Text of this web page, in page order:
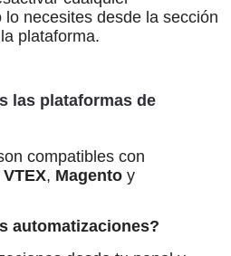
necesites desde la sección
plataforma.
las plataformas de
compatibles con
VTEX, Magento y
automatizaciones?